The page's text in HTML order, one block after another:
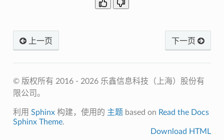
上一页 下一页
© 版权所有 2016 - 2026 乐鑫信息科技（上海）股份有
限公司。
利用 Sphinx构建，使用的 主题 based on Read the Docs
Sphinx Theme.
Download HTML